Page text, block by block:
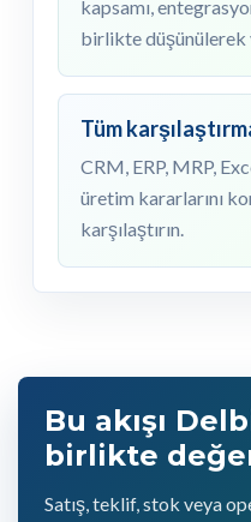
kapsamı,
birlikte düşünülerek
Tüm
CRM, ERP, MRP,
üretim kararlarını
karşılaştırın.
Bu akışı
birlikte
Satış, teklif, stok veya